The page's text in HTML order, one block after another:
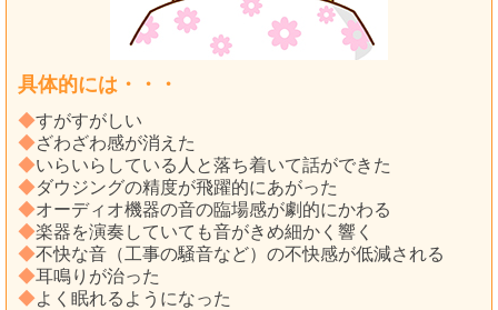
具体的には・・・
◆すがすがしい
◆ざわざわ感が消えた
◆いらいらしている人と落ち着いて話ができた
◆ダウジングの精度が飛躍的にあがった
◆オーディオ機器の音の臨場感が劇的にかわる
◆楽器を演奏していても音がきめ細かく響く
◆不快な音（工事の騒音など）の不快感が低減される
◆耳鳴りが治った
◆よく眠れるようになった